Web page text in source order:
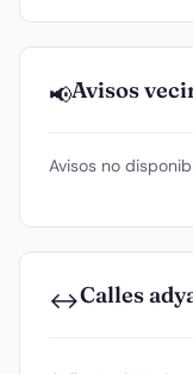
📢Avisos
Avisos no
↔️Calles